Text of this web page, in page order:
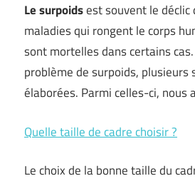
Le surpoidsest souvent le déclic
maladies qui rongent le corps
sont mortelles dans certains cas.
problème de surpoids, plusieurs
élaborées. Parmi celles-ci, nous
Quelle taille de cadre choisir ?
Le choix de la bonne taille du